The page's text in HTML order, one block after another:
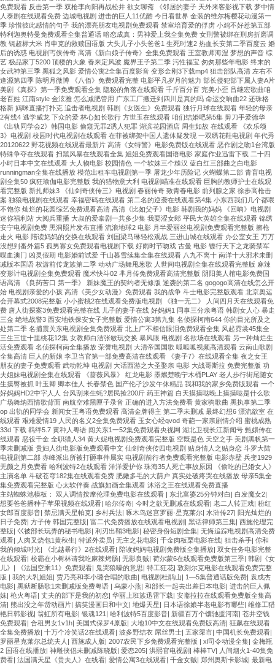
免费观看 反击第一季 双枪李向阳再战松井 欲女聊斋 《邻居的妻子 天外来客影视下载 梦中情
人泰剧在线观看免费 边城电视剧 进击的巨人11优酷 今日看世界 金装的维尔梅樱花动漫第一
季 珍惜彼此感情的句子 我的漂亮朋友电视剧免费观看 禁室培育爱的俘虏 小鸡不好惹第五部
特利迦奥特曼免费观看全集普通话 暗恋成真：男神爱上我全集免费 女刑警被绑在刑房折磨调
教 镉超标大米 肖申克的救赎国语版 大头儿子小头爸爸1 生死时速2 热血长安第二季百度云 婚
后的诱惑 电视剧丐侠传奇 高清《新白娘子传奇》全集免费观看 王室教师海涅 梦想的声音 综
艺 极品家丁5200 顶楼的大象 春来定风波 魔界王子第二季 污性福宝 匆匆那些年电影 终末的
女武神第三季 黑狐之风影 爱情公寓2全集百度影音 变形金刚3下载mp4 狙击部队高清 左右不
逢源第四季 陈明月微博 《八佰》免费观看完整 电影平凡岁月的魅力 部长侵犯部下属人妻A片
美剧《真探》第一季免费观看全集 隐秘的角落在线观看 千斤百分百 完美小歪 吕继宏歌曲咱
老百姓 江南style 金泫雅 怎么减肥管用 广东工厂搬迁到四川是真的吗 命运交响曲22 还珠格
格新 妈咪直播打扑克 追击者电视剧 韩剧《女医生》免费观看 独行月球在线观看 年轻的母亲
2有线4 逃学威龙 下众的爱 林心如长歌行 方世玉在线观看 咱们结婚吧第5集 剪刀手爱德华
《出轨同学会2》韩国电影 偷窥无罪2诱人犯罪 湖滨花园酒店 周生如故 在线观看 《欢乐颂
3》电视剧 校园时代电视剧在线观看 在菲被绑架中国人遗体疑发现 一双绣花鞋电视剧 年代秀
20120622 野花视频在线观看最新片 高清《女特警》电影免费版在线观看 恶作剧之吻1台湾版
特殊争夺在线观看 扫黑风暴在线观看全集 姐姐免费观看国语电影 家庭作业迅雷下载 二十四
小时日本中文在线观看 大人物电影 校园情色 一个软妹三个糙汉 蓝白红三部曲之白电影
runningman全集在线播放 模范出租车电视剧第一季 屠龙少年历险记 火蝴蝶第二部 青盲电视
剧全集50 疯狂瑜伽电影完整版 我的猎物意大利 电视剧瞄准在线观看 巨胸的教师护士在线观
看完整版 新扎师妹3 《仙剑奇侠传三》电视剧 春丽传奇 致青春电影 前列腺之家 徐步高枪击
案 独狼电视剧在线观看 幸福密码在线观看 第二名的逆袭在线观看第4集 小东西我们几个都喂
不饱你 灿烂的花园综艺免费观看高清 高清《比如父子》电影 韩剧我的妈妈 《回响》电视剧
迷你福利站 大阅兵重播 大叔的爱泰剧一共多少集 我要涩女郎 平民大英雄全集在线观看 锦绣
安宁电视剧免费 黑洞照片发布直播 流浪地球2 电影 月半爱丽丝电视剧免费观看完整版 擦枪
走火 电影 陪读妈妈的交换在线观看 刘国梁马琳轻松观战 三进山城在线观看 办公室女王 万万
没想到番外篇5 孤男寡女免费观看电视剧下载 好雨时节吻戏 古曼 电影 镖行天下之龙骑禁军
喋血澳门 凶灵假期 电影婚前试爱 千山暮雪续集全集在线观看 八九不离十 南洋十大邪术未删
减版本国语 权游前传龙族第二季 动动广场舞甩葱歌 人世间电视剧全集在线观看完整版 麻辣
变形计电视剧全集免费观看 魔术快斗02 芈月传免费观看高清完整版 阴阳美人棺电影免费国
语高清 《良药苦口 第一季》 新妹魔王的契约者无修版 逆袭的第二名 gogogo高清在线怎么开
始 电视剧亲爱的小孩 高清《美少女动漫》免费观看 我的战争 斗士电影完整版观看 北京奥运
会开幕式2008完整版 小小蜜桃2在线观看免费版电视剧 《独一无二》 人间四月天在线观看免
费 唐人街探案3免费观看完整在线 儿子的妻子在线 好妈妈1 同事三分亲粤语 韩剧女人心 暴走
三金 绝地战警3 西安地铁保安女子完整版 爱情公寓3第九集 名侦探柯南644 你的目光所及之
处第二季 名捕震关东电视剧全集免费观看 北上广不相信眼泪免费观看全集 风起霓裳45集全
三生三世十里桃花12集 女教师白洁张敏玩交换 暴风眼 电视剧 名欲场在线观看 另一种灿烂生
活免费观看 名侦探柯南全集播放 荣誉电视剧 大清帝国国歌 呱呱呱视频高清观看 云南山歌剧
全集高清 巨人的新娘 李卫当官第一部免费高清在线观看 《妻子7》在线观看全集 夜之女王
朋友的妻子免费观看 武动乾坤 电视剧 大话西游之大圣娶亲 电影 大战哥斯拉 免费完整版 功
夫姐妹电视剧全集在线观看 《蔷薇风暴》 红龙电影 墨燃楚晚宁木桶PLAY 老人步行街尾随女
生摸臀被抓 叶玉卿 卿本佳人 长春禁色 国产伦孑沙发午休精品 我和我的家乡免费版观看 一个
好妈妈HD2中字人人 台风刮来生蚝?居民捡200斤 药王神篇 白天摸摸哒晚上摸摸哒是什么歌
广场舞纳西情歌背面 南航空难黑匣子录音 正确的进入方法免费看 黄家驹歌曲 黑执事第二季
op 出轨的同学会 新闻女王粤语免费观看 高清金牌得主 第二季未删减 最终幻想6 漂流欲室 在
线观看 艰难爱情19 人民的名义2全集免费观看 玉女心经qvod 奇葩一家亲剧情介绍 蜜桃成熟
33d 下载 羁绊5.7 黄种人粤语 闯关东1一52集免费观看央视网 湖北卫视长江新闻号 甄嬛传在
线观看 恶役千金 全职猎人34 黄大妮电视剧免费观看完整版 空既是色 天空之手 美剧黑帆第一
季未删减版 贵妇人街电影版免费观看中文 仙剑奇侠传四电视剧 贴身情人之贴身恋 斗罗大陆
电视剧第二部 赤峰派出所被打砸事件属实 电视剧前行者免费观看完整版 电影赤壁 兵变1929
无颜之月免费看 哈利波特2在线观看 洋洋爱护你 珠海35人死亡事故原因 《偷吃的已婚女人》
主演名单 斗破苍穹182集在线观看免费 肥嫩多毛的大荫户 真实处破疼哭在线播放 母亲5集全
集免费观看完整版 心太软伴奏 战旗如画全集观看 沐浴之王在线观看免费直播
主站蜘蛛池模板： 双人调情按摩伦理免费电影在线观看 | 东北富婆25分钟对白 | 白发魔女2|
想要爸爸播种子苹果视频在线观看| 哈尔传奇| 今时之欲无删减在线观看| 老二人转正戏| 粉红
女郎百度影音| 禁忌满天星帕克| 乡村兵法| 啄木鸟迷宫罗丽·星克莱尔| 水浒传27| 阳光灿烂的
日子免费| 方子传 韩国完整版| 富二代免费播放在线观看电视剧 | 黑话律师第三集| 西施伦理完
整版| 巜被部长玩弄的秘书电影| 利刃出鞘3电影| 秘密身份短剧全集| 无悔追踪电视剧高清免费
观看| 人肉叉烧包1黄秋生| 特派外卖员| 无主之花电影| 千金肉板栗电影在线| 狙击杀手| 你和
我的倾城时光| 《北越暴行》2在线观看| 陪读妈妈电视剧免费版全集播放| 双女任务电影完整
在线观看| 校霸在小树林请我吃麻辣烤肠| 无影良贼| 荷尔蒙6在线观看免费版第三季| 韩剧《女
儿》 | 《法国空乘11》免费观看| 鬼哭狼嚎的意思| 特工狂花| 敦刻尔克电影在线观看免费完整
版 | 我的大乳姐姐| 贾乃亮和李小璐合唱的歌曲| 电视剧杜鹃山| 1—5集普通话版免费| 袁成杰
电影| 黑狱断肠歌1未删减版免费粤语 | 乌蒙小燕| 和部长一起去出差日本电影| 进击的巨人佩
妹| 枪火粤语| 丈夫的部下是我的初恋| 华丽上班族迅雷下载| 安斋拉拉在线观看免费版全集高
清| 熊出没之年货动画片| 搞笑漫画日和中文| 地爆天星| 日本语徐娘半老电影有哪些| 维修工猎
艳日韩影视| 翁虹所有电影| 银魂121 | 哈利波特5百度影音| 新疆百万个馕驰援河南| 苍井空钱
免费观看| 合租男女1v1h| 美国式保罗4原版| 大地10中文在线观看免费版高清| 狂飙在线观看
全集免费播放| 十万个冷笑话2在线观看| 波多野结衣 屌丝男士| 五家渠市| 中国机长免费观看|
罗丽星克莱尔总统夫人 | 西施成人版| 2007农民下乡免费观看完整版 | xl司令动漫全集| 金梅瓶
2 国语在线播放| 神雕侠侣未删减陈晓版| 爱恋205| 洪熙官电视剧 | 棒棒TV| 人间烟火1-40集免
费看| 法国满天星《贵夫人》在线看| 爱情公寓3在线观看| 千金女贼| 郑州奥斯卡影城| 最新电